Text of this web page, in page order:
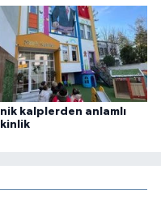
kalplerden anlamlı